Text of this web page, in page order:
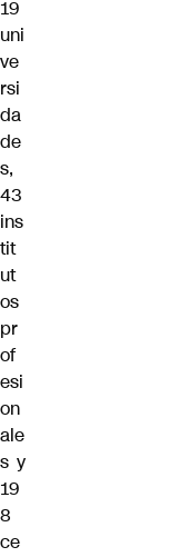
19
uni
ve
rsi
da
de
s,
43
ins
tit
ut
os
pr
of
esi
on
ale
s y
19
8
ce